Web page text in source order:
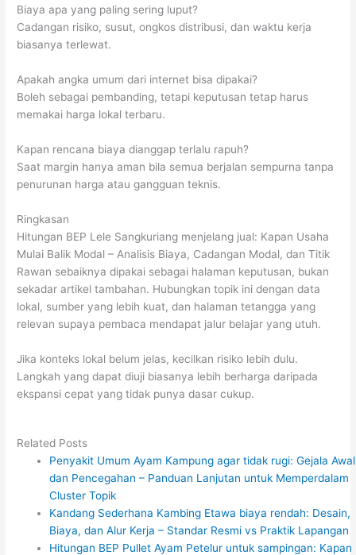
Biaya apa yang paling sering luput?
Cadangan risiko, susut, ongkos distribusi, dan waktu kerja
biasanya terlewat.
Apakah angka umum dari internet bisa dipakai?
Boleh sebagai pembanding, tetapi keputusan tetap harus
memakai harga lokal terbaru.
Kapan rencana biaya dianggap terlalu rapuh?
Saat margin hanya aman bila semua berjalan sempurna tanpa
penurunan harga atau gangguan teknis.
Ringkasan
Hitungan BEP Lele Sangkuriang menjelang jual: Kapan Usaha
Mulai Balik Modal – Analisis Biaya, Cadangan Modal, dan Titik
Rawan sebaiknya dipakai sebagai halaman keputusan, bukan
sekadar artikel tambahan. Hubungkan topik ini dengan data
lokal, sumber yang lebih kuat, dan halaman tetangga yang
relevan supaya pembaca mendapat jalur belajar yang utuh.
Jika konteks lokal belum jelas, kecilkan risiko lebih dulu.
Langkah yang dapat diuji biasanya lebih berharga daripada
ekspansi cepat yang tidak punya dasar cukup.
Related Posts
Penyakit Umum Ayam Kampung agar tidak rugi: Gejala Awal
dan Pencegahan – Panduan Lanjutan untuk Memperdalam
Cluster Topik
Kandang Sederhana Kambing Etawa biaya rendah: Desain,
Biaya, dan Alur Kerja – Standar Resmi vs Praktik Lapangan
Hitungan BEP Pullet Ayam Petelur untuk sampingan: Kapan